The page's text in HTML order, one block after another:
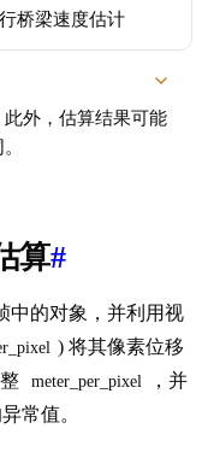
行桥梁速度估计
外，估算结果可能
算#
中的对象，并利用视
) 将其像素位移
meter_per_pixel
，并
常值。